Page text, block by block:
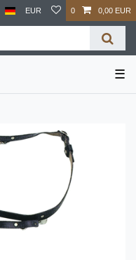
EUR 0 0,00 EUR
☰